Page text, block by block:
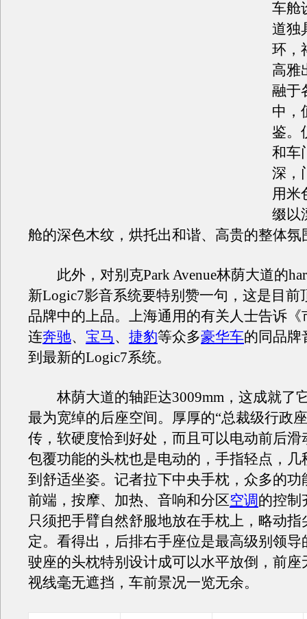
车舱
道独
环，
高雅
融于
中，
鉴。
和车
深，
用米
缀以
舱的深色木纹，烘托出和谐、高贵的整体氛
此外，对别克Park Avenue林荫大道的
新Logic7影音系统要特别赞一句，这是目前
品牌中的上品。上海通用的有关人士告诉《
连奔驰、 宝马、 捷豹等众多豪华车的同品牌
到最新的Logic7系统。
林荫大道的轴距达3009mm，这成就了
最为宽绰的后座空间。厚厚的“总裁级行政
传，软硬度恰到好处，而且可以电动前后滑
包覆功能的头枕也是电动的，手指轻点，几
到舒适坐姿。记者拉下中央手枕，众多的功
前端，按摩、加热、音响和分区空调的控制
只须把手臂自然舒服地放在手枕上，略动指
定。看得出，后排右手座位是最高级别领导
驶座的头枕特别设计成可以水平放倒，前座
视线毫无遮挡，车前景况一览无余。